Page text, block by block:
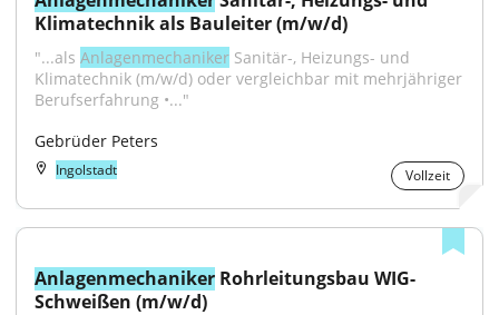
Klimatechnik als Bauleiter (m/w/d)
"...als Anlagenmechaniker Sanitär-, Heizungs- und
Klimatechnik (m/w/d) oder vergleichbar mit mehrjähriger
Berufserfahrung •..."
Gebrüder Peters
Ingolstadt Vollzeit
Anlagenmechaniker Rohrleitungsbau WIG-
Schweißen (m/w/d)